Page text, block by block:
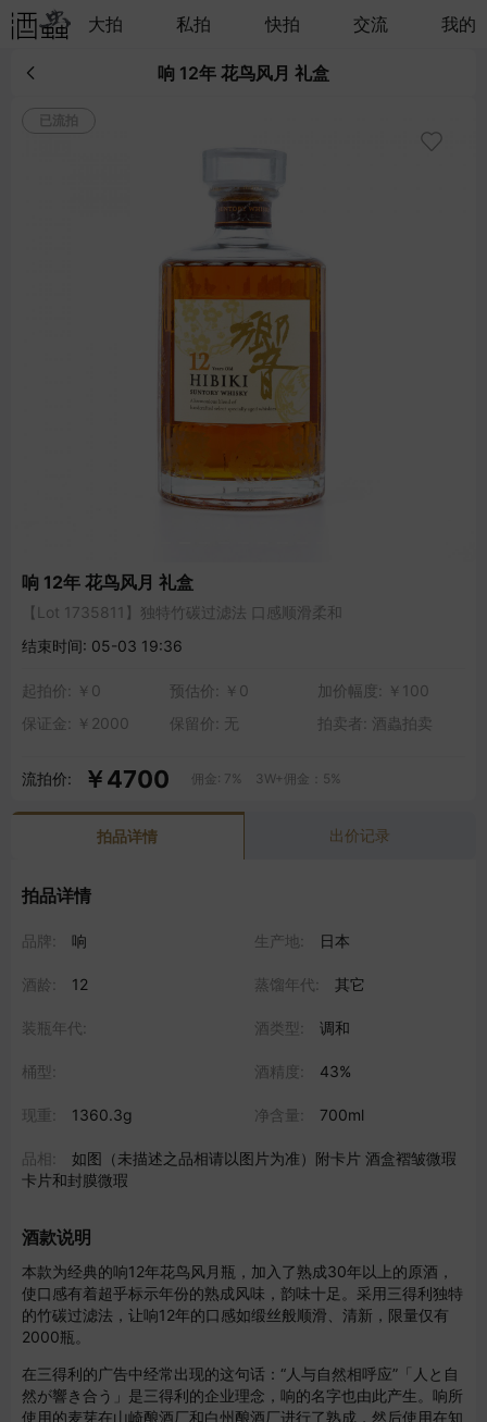
大拍 私拍 快拍 交流 我的
响 12年 花鸟风月 礼盒
响 12年 花鸟风月 礼盒
【Lot 1735811】独特竹碳过滤法 口感顺滑柔和
结束时间: 05-03 19:36
起拍价: ￥0 预估价: ￥0
加价幅度: ￥100
保证金: ￥2000
保留价: 无 拍卖者: 酒蟲拍卖
流拍价: ￥4700 佣金: 7% 3W+佣金：5%
拍品详情 出价记录
拍品详情
品牌: 响 生产地: 日本
酒龄: 12 蒸馏年代: 其它
装瓶年代: 酒类型: 调和
桶型: 酒精度: 43%
现重: 1360.3g 净含量: 700ml
品相:
如图（未描述之品相请以图片为准）附卡片 酒盒褶皱微瑕
卡片和封膜微瑕
酒款说明
本款为经典的响12年花鸟风月瓶，加入了熟成30年以上的原酒，
使口感有着超乎标示年份的熟成风味，韵味十足。采用三得利独特
的竹碳过滤法，让响12年的口感如缎丝般顺滑、清新，限量仅有
2000瓶。
在三得利的广告中经常出现的这句话：“人与自然相呼应”「人と自
然が響き合う」是三得利的企业理念，响的名字也由此产生。响所
使用的麦芽在山崎酿酒厂和白州酿酒厂进行了熟成，然后使用在知